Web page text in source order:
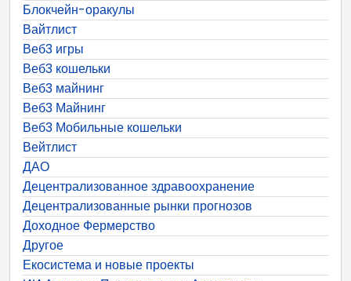
Блокчейн-оракулы
Вайтлист
Веб3 игры
Веб3 кошельки
Веб3 майнинг
Веб3 Майнинг
Веб3 Мобильные кошельки
Вейтлист
ДАО
Децентрализованное здравоохранение
Децентрализованные рынки прогнозов
Доходное Фермерство
Другое
Екосистема и новые проекты